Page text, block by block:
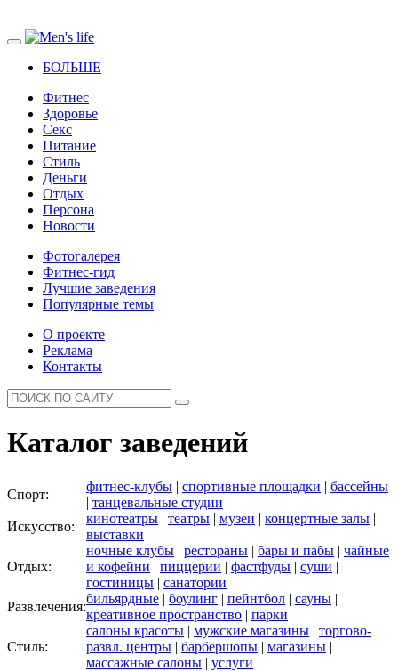
БОЛЬШЕ
Фитнес
Здоровье
Секс
Питание
Стиль
Деньги
Отдых
Персона
Новости
Фотогалерея
Фитнес-гид
Лучшие заведения
Популярные темы
О проекте
Реклама
Контакты
Каталог заведений
Спорт:
фитнес-клубы | спортивные площадки | бассейны
| танцевальные студии
Искусство:
кинотеатры | театры | музеи | концертные залы |
выставки
Отдых:
ночные клубы | рестораны | бары и пабы | чайные
и кофейни | пиццерии | фастфуды | суши |
гостиницы | санатории
Развлечения:
бильярдные | боулинг | пейнтбол | сауны |
креативное пространство | парки
Стиль:
салоны красоты | мужские магазины | торгово-
развл. центры | барбершопы | магазины |
массажные салоны | услуги